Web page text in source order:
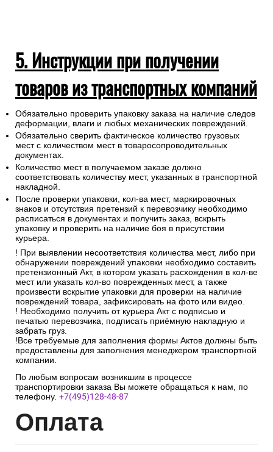
5. Инструкции при получении
товаров из транспортных компаний
Обязательно проверить упаковку заказа на наличие следов
деформации, влаги и любых механических повреждений.
Обязательно сверить фактическое количество грузовых
мест с количеством мест в товаросопроводительных
документах.
Количество мест в получаемом заказе должно
соответствовать количеству мест, указанных в транспортной
накладной.
После проверки упаковки, кол-ва мест, маркировочных
знаков и отсутствия претензий к перевозчику необходимо
расписаться в документах и получить заказ, вскрыть
упаковку и проверить на наличие боя в присутствии
курьера.
! При выявлении несоответствия количества мест, либо при
обнаружении повреждений упаковки необходимо составить
претензионный Акт, в котором указать расхождения в кол-ве
мест или указать кол-во поврежденных мест, а также
произвести вскрытие упаковки для проверки на наличие
повреждений товара, зафиксировать на фото или видео.
! Необходимо получить от курьера Акт с подписью и
печатью перевозчика, подписать приёмную накладную и
забрать груз.
!Все требуемые для заполнения формы Актов должны быть
предоставлены для заполнения менеджером транспортной
компании.
По любым вопросам возникшим в процессе
транспортировки заказа Вы можете обращаться к нам, по
телефону. +7(495)128-48-87
Оплата